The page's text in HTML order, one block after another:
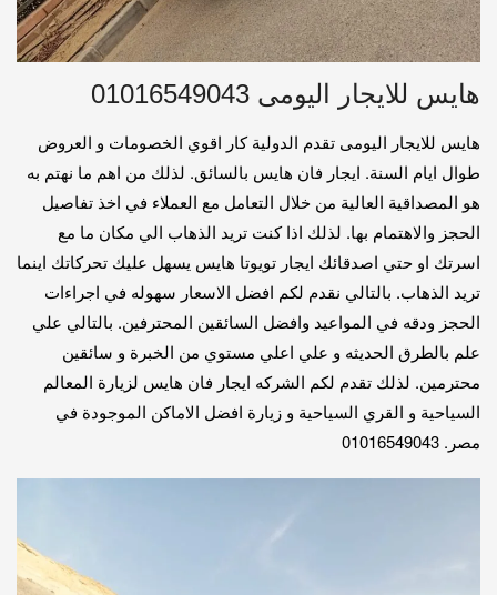
هايس للايجار اليومى 01016549043
هايس للايجار اليومى تقدم الدولية كار اقوي الخصومات و العروض
طوال ايام السنة. ايجار فان هايس بالسائق. لذلك من اهم ما نهتم به
هو المصداقية العالية من خلال التعامل مع العملاء في اخذ تفاصيل
الحجز والاهتمام بها. لذلك اذا كنت تريد الذهاب الي مكان ما مع
اسرتك او حتي اصدقائك ايجار تويوتا هايس يسهل عليك تحركاتك اينما
تريد الذهاب. بالتالي نقدم لكم افضل الاسعار سهوله في اجراءات
الحجز ودقه في المواعيد وافضل السائقين المحترفين. بالتالي علي
علم بالطرق الحديثه و علي اعلي مستوي من الخبرة و سائقين
محترمين. لذلك تقدم لكم الشركه ايجار فان هايس لزيارة المعالم
السياحية و القري السياحية و زيارة افضل الاماكن الموجودة في
مصر. 01016549043